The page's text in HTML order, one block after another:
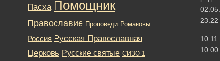
23:22
10:00
Пасха Помощник
Православие Проповеди Романовы
Россия Русская Православная
Церковь Русские святые СИЗО-1